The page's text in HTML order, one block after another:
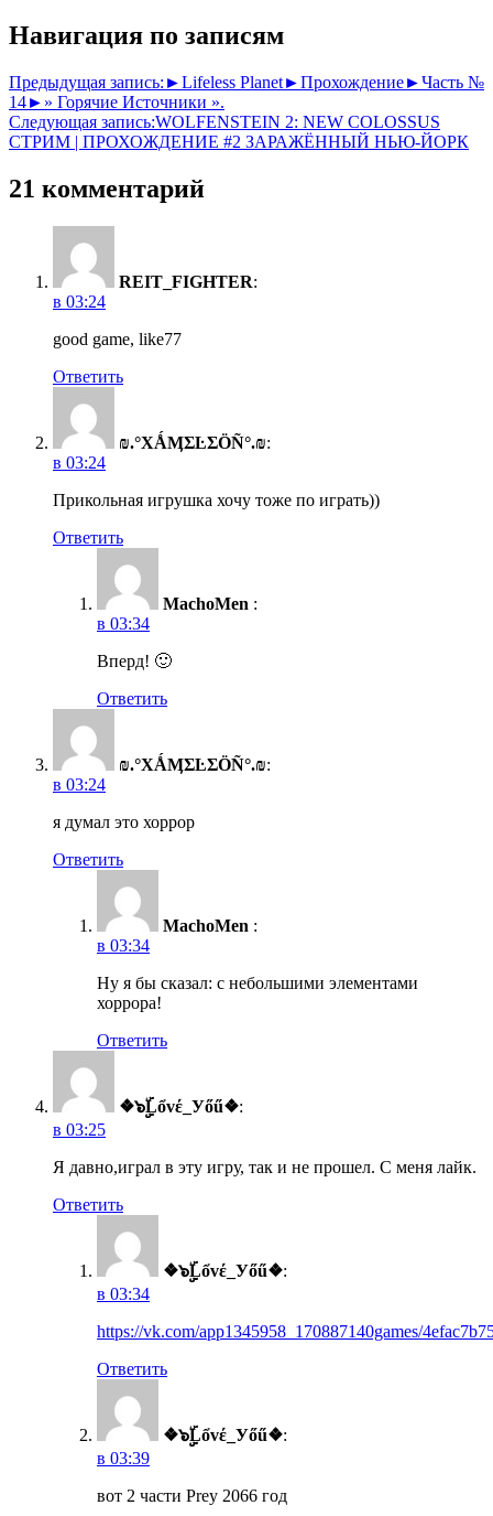
Навигация по записям
Предыдущая запись: ►Lifeless Planet►Прохождение►Часть №
14►» Горячие Источники ».
Следующая запись:WOLFENSTEIN 2: NEW COLOSSUS
СТРИМ | ПРОХОЖДЕНИЕ #2 ЗАРАЖЁННЫЙ НЬЮ-ЙОРК
21 комментарий
REIT_FIGHTER:
в 03:24
good game, like77
Ответить
₪.°ХǺӍΣĿΣӦÑ°.₪:
в 03:24
Прикольная игрушка хочу тоже по играть))
Ответить
MachoMen :
в 03:34
Вперд! 🙂
Ответить
₪.°ХǺӍΣĿΣӦÑ°.₪:
в 03:24
я думал это хоррор
Ответить
MachoMen :
в 03:34
Ну я бы сказал: с небольшими элементами
хоррора!
Ответить
❖๖ۣۣۜLổvέ_Уőű❖:
в 03:25
Я давно,играл в эту игру, так и не прошел. С меня лайк.
Ответить
❖๖ۣۣۜLổvέ_Уőű❖:
в 03:34
https://vk.com/app1345958_170887140games/
Ответить
❖๖ۣۣۜLổvέ_Уőű❖:
в 03:39
вот 2 части Prey 2066 год